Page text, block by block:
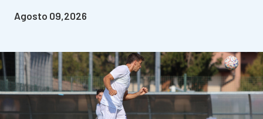
Agosto 09,2026